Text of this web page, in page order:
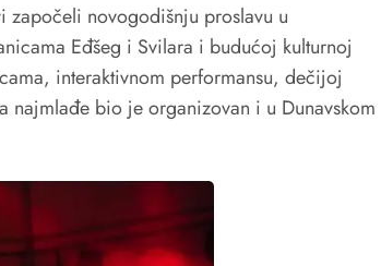
novogodišnju proslavu u
Eđšeg i Svilara i budućoj kulturnoj
interaktivnom performansu, dečijoj
bio je organizovan i u Dunavskom